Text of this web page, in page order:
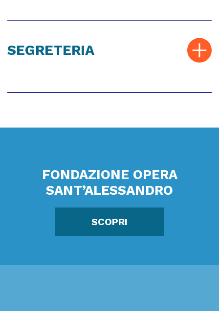
SEGRETERIA
FONDAZIONE OPERA
SANT’ALESSANDRO
SCOPRI